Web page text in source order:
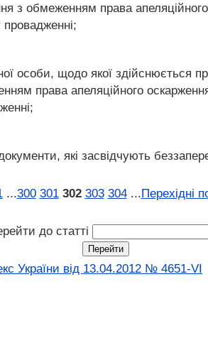
обмеженням права апеляційного
особи, щодо якої здійснюється
права апеляційного оскарження
які засвідчують
...300 301 302 303 304 ...Перехідні
до статті
України від 13.04.2012 № 4651-VI